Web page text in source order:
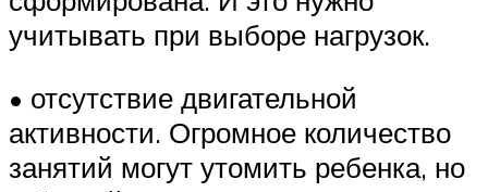
учитывать при выборе нагрузок.
• отсутствие двигательной
активности. Огромное количество
занятий могут утомить ребенка, но